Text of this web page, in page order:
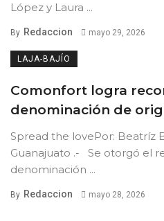
López y Laura ...
By Redaccion mayo 29, 2026
LAJA-BAJÍO
Comonfort logra
denominación de
Spread the lovePor: Beatríz
Guanajuato .- Se otorgó el
denominación ...
By Redaccion mayo 28, 2026